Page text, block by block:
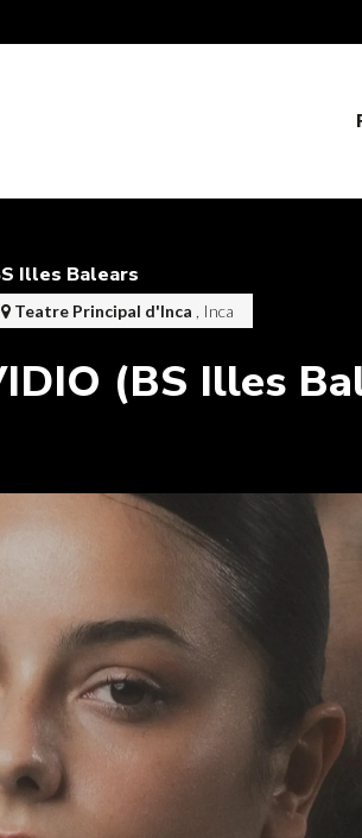
Illes Balears
Teatre Principal d'Inca , Inca
(BS Illes